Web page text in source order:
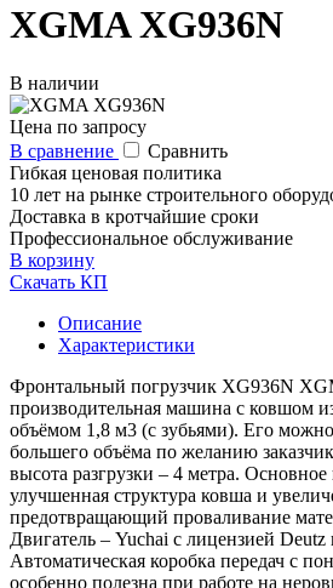
XGMA XG936N
В наличии
Цена по запросу
В сравнение
Сравнить
Гибкая ценовая политика
10 лет на рынке строительного
Доставка в кротчайшие сроки
Профессиональное обслуживание
В корзину
Скачать КП
Описание
Характеристики
Фронтальный погрузчик XG936N
производительная машина с ковшом
объёмом 1,8 м3 (с зубьями). Его
большего объёма по желанию
высота разгрузки – 4 метра.
улучшенная структура ковша и
предотвращающий проваливание
Двигатель – Yuchai с лицензией
Автоматическая коробка передач с
особенно полезна при работе на